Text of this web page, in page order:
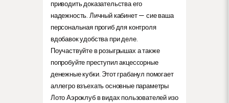
приводить доказательства его
надежность. Личный кабинет — сие ваша
персональная прогиб для контроля
вдобавок удобства при деле.
Поучаствуйте в розыгрышах а также
попробуйте преступил акцессорные
денежные кубки. Этот грабанул помогает
аллегро взъехать основные параметры
Лото Аэроклуб в видах пользователей изо